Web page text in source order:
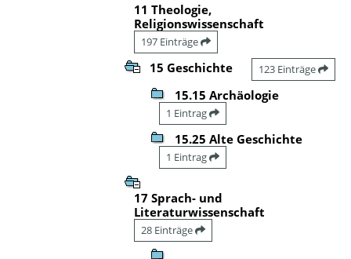
11 Theologie,
Religionswissenschaft
197 Einträge
15 Geschichte 123 Einträge
15.15 Archäologie
1 Eintrag
15.25 Alte Geschichte
1 Eintrag
17 Sprach- und
Literaturwissenschaft
28 Einträge